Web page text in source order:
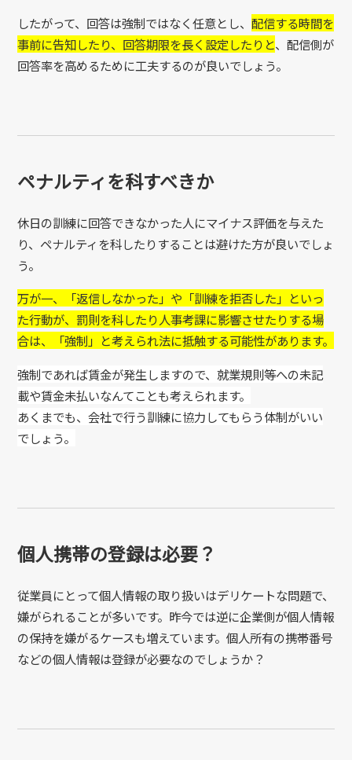
したがって、回答は強制ではなく任意とし、配信する時間を
事前に告知したり、回答期限を長く設定したりと、配信側が
回答率を高めるために工夫するのが良いでしょう。
ペナルティを科すべきか
休日の訓練に回答できなかった人にマイナス評価を与えた
り、ペナルティを科したりすることは避けた方が良いでしょ
う。
万が一、「返信しなかった」や「訓練を拒否した」といっ
た行動が、罰則を科したり人事考課に影響させたりする場
合は、「強制」と考えられ法に抵触する可能性があります。
強制であれば賃金が発生しますので、就業規則等への未記
載や賃金未払いなんてことも考えられます。
あくまでも、会社で行う訓練に協力してもらう体制がいい
でしょう。
個人携帯の登録は必要？
従業員にとって個人情報の取り扱いはデリケートな問題で、
嫌がられることが多いです。昨今では逆に企業側が個人情報
の保持を嫌がるケースも増えています。個人所有の携帯番号
などの個人情報は登録が必要なのでしょうか？